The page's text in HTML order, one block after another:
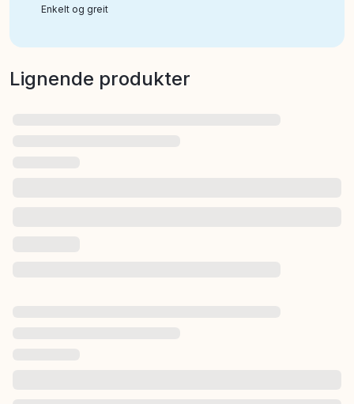
Enkelt og greit
Lignende produkter